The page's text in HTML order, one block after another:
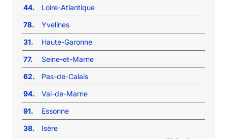
44.
Loire-Atlantique
78.
Yvelines
31.
Haute-Garonne
77.
Seine-et-Marne
62.
Pas-de-Calais
94.
Val-de-Marne
91.
Essonne
38.
Isère